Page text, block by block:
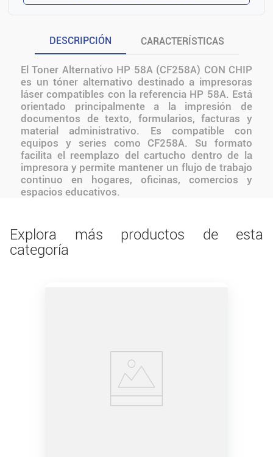
DESCRIPCIÓN CARACTERÍSTICAS
El Toner Alternativo HP 58A (CF258A) CON CHIP
es un tóner alternativo destinado a impresoras
láser compatibles con la referencia HP 58A. Está
orientado principalmente a la impresión de
documentos de texto, formularios, facturas y
material administrativo. Es compatible con
equipos y series como CF258A. Su formato
facilita el reemplazo del cartucho dentro de la
impresora y permite mantener un flujo de trabajo
continuo en hogares, oficinas, comercios y
espacios educativos.
Explora más productos de esta
categoría